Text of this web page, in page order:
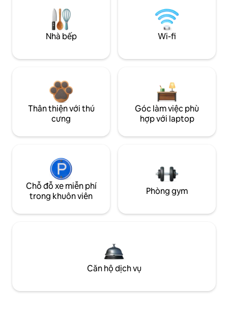
Nhà bếp Wi-fi
Thân thiện với thú
cưng
Góc làm việc phù
hợp với laptop
Chỗ đỗ xe miễn phí
trong khuôn viên
Phòng gym
Căn hộ dịch vụ